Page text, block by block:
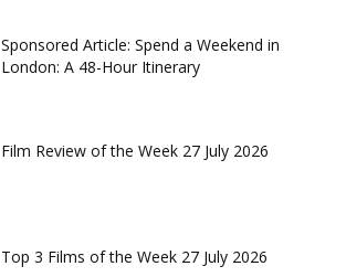
Sponsored Article: Spend a Weekend in
London: A 48-Hour Itinerary
Film Review of the Week 27 July 2026
Top 3 Films of the Week 27 July 2026